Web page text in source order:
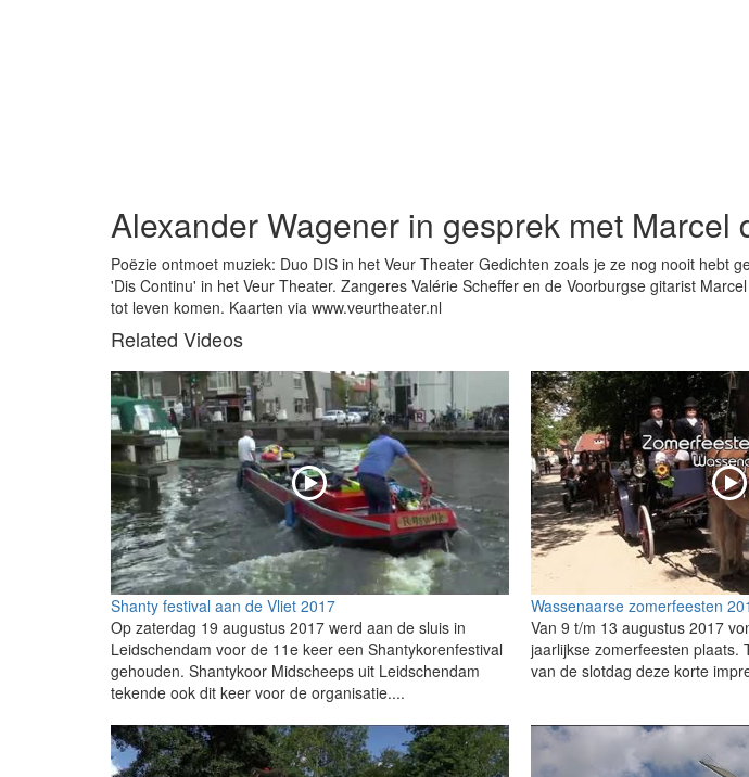
Alexander Wagener in gesprek met Marcel
Poëzie ontmoet muziek: Duo DIS in het Veur Theater Gedichten zoals je ze nog nooit
'Dis Continu' in het Veur Theater. Zangeres Valérie Scheffer en de Voorburgse gitarist
tot leven komen. Kaarten via www.veurtheater.nl
Related Videos
Shanty festival aan de Vliet 2017
Op zaterdag 19 augustus 2017 werd aan de sluis in
Leidschendam voor de 11e keer een Shantykorenfestival
gehouden. Shantykoor Midscheeps uit Leidschendam
tekende ook dit keer voor de organisatie....
Wassenaarse zomerfeesten
Van 9 t/m 13 augustus 2017
jaarlijkse zomerfeesten plaats.
van de slotdag deze korte